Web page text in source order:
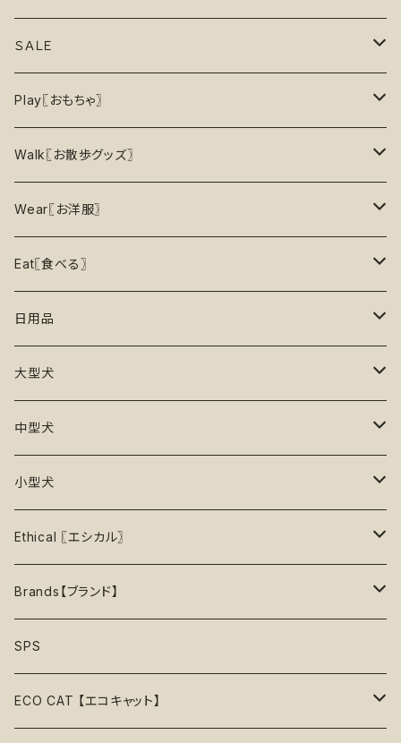
7月の新商品
8月の新商品
フードボウル
おもちゃ
パズル
トレーニング
リックマット
初級【★☆☆☆☆】やさしい
初級＋【★★☆☆☆】ふつう
香り付き
ＳＡＬＥ
割引で探す
5%OFF
10％OFF
35%OFF
40%OFF
おもちゃ
お洋服
リード・ハーネス・首輪
フードボウル
再入荷なし！
Play〖おもちゃ〗
二度楽しめる！壊すと新しいおもちゃが出てくる！
ノーズワーク【Nosework】
知育玩具【Enrichment】
丈夫なおもちゃ
ぬいぐるみ
ボール
噛むおもちゃ
ロープトイ【紐】
フリスビー
音鳴るおもちゃ
音鳴らないおもちゃ
Walk〖お散歩グッズ〗
首輪
ハーネス
リード
エチケット
Wear〖お洋服〗
レインコート
ロンパース
T -シャツ
パーカー
タンクトップ
セーター
アクセサリー
リボン
バンダナ
スリーブレス・ノースリーブ
リード穴付き
Eat〖食べる〗
フードボウル
早食い防止
おやつ入れ可能
知育【エンリッチメント】
リックマット
おやつ型
ウォーターボウル
日用品
Toothbrushes【歯ブラシ】
Poop Pickup【うんち処理】
Brushes【ブラシ】
大型犬
おもちゃ
お洋服
首輪
ハーネス
中型犬
おもちゃ
お洋服
首輪
ハーネス
小型犬
おもちゃ
お洋服
首輪
ハーネス
Ethical 〖エシカル〗
Sustainable〖サスティナブル〗
Organic〖オーガニック〗
Vegan〖ヴィーガン〗
Brands【ブランド】
Alqo Wasi
Animals in Charge
SPS
ECO CAT 【エコキャット】